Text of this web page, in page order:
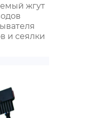
жгут
и сеялки